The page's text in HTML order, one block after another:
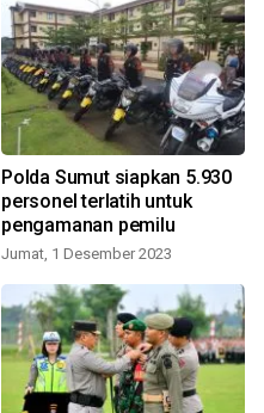
Polda Sumut siapkan 5.930
personel terlatih untuk
pengamanan pemilu
Jumat, 1 Desember 2023